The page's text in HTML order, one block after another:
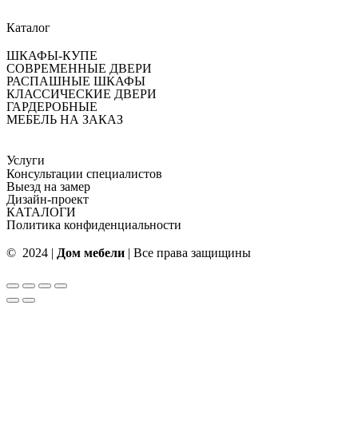
Каталог
ШКАФЫ-КУПЕ
СОВРЕМЕННЫЕ ДВЕРИ
РАСПАШНЫЕ ШКАФЫ
КЛАССИЧЕСКИЕ ДВЕРИ
ГАРДЕРОБНЫЕ
МЕБЕЛЬ НА ЗАКАЗ
Услуги
Консультации специалистов
Выезд на замер
Дизайн-проект
КАТАЛОГИ
Политика конфиденциальности
© 2024 | Дом мебели | Все права защищины